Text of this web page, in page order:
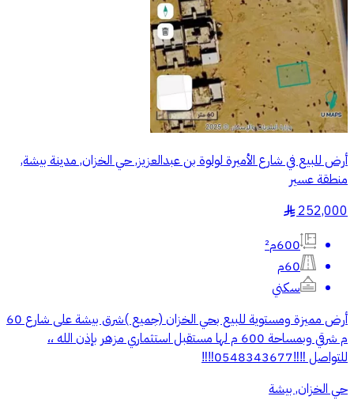
أرض للبيع في شارع الأميرة لولوة بن عبدالعزيز, حي الخزان, مدينة بيشة,
منطقة عسير
252,000
§
600م²
60م
سكني
أرض مميزة ومستوية للبيع بحي الخزان (جميع )شرق بيشة على شارع 60
م شرقي وبمساحة 600 م لها مستقبل استثماري مزهر بإذن الله ،،
للتواصل ‼️‼️0548343677‼️‼️
حي الخزان, بيشة